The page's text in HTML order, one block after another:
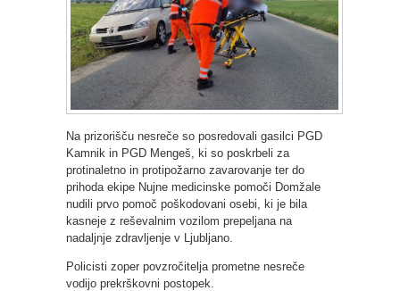
Na prizorišču nesreče so posredovali gasilci PGD
Kamnik in PGD Mengeš, ki so poskrbeli za
protinaletno in protipožarno zavarovanje ter do
prihoda ekipe Nujne medicinske pomoči Domžale
nudili prvo pomoč poškodovani osebi, ki je bila
kasneje z reševalnim vozilom prepeljana na
nadaljnje zdravljenje v Ljubljano.
Policisti zoper povzročitelja prometne nesreče
vodijo prekrškovni postopek.